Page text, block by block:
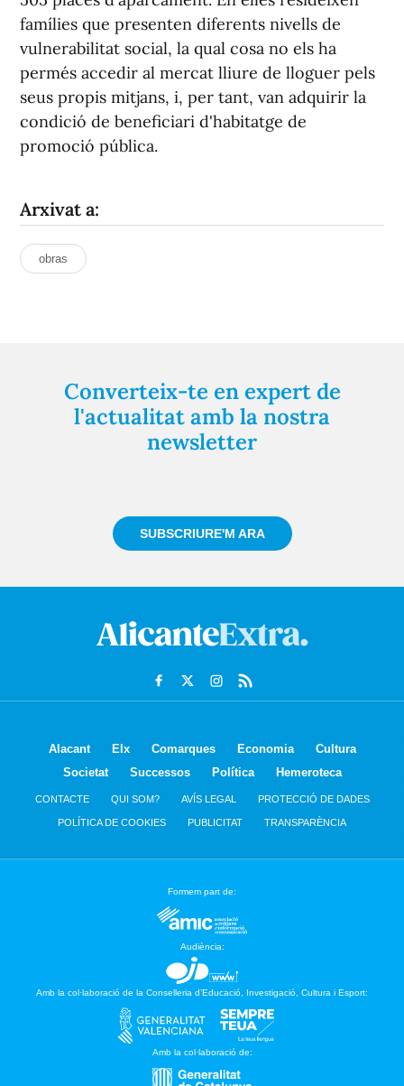
famílies que presenten diferents nivells de
vulnerabilitat social, la qual cosa no els ha
permés accedir al mercat lliure de lloguer pels
seus propis mitjans, i, per tant, van adquirir la
condició de beneficiari d'habitatge de
promoció pública.
Arxivat a:
obras
Converteix-te en expert de
l'actualitat amb la nostra
newsletter
SUBSCRIURE'M ARA
Alacant Elx Comarques Economia
Cultura
Societat
Successos Política Hemeroteca
CONTACTE QUI SOM? AVÍS LEGAL PROTECCIÓ DE DADES
POLÍTICA DE COOKIES PUBLICITAT TRANSPARÈNCIA
Formem part de:
Audiència:
Amb la col·laboració de la Conselleria d’Educació, Investigació, Cultura i Esport:
Amb la col·laboració de: